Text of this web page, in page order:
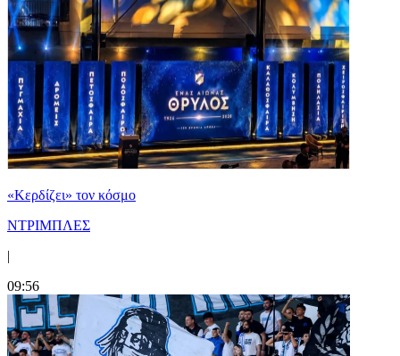
«Κερδίζει» τον κόσμο
ΝΤΡΙΜΠΛΕΣ
|
09:56